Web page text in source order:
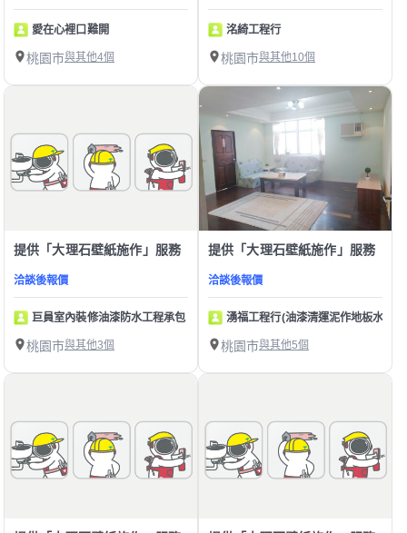
愛在心裡口難開
桃園市與其他4個
洺綺工程行
桃園市與其他10個
提供「大理石壁紙施作」服務
洽談後報價
巨員室內裝修油漆防水工程承包
桃園市與其他3個
提供「大理石壁紙施作」服務
洽談後報價
湧福工程行(油漆清運泥作地板水電
桃園市與其他5個